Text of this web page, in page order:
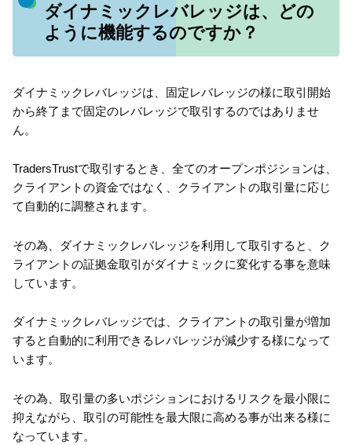
ダイナミックレバレッジは、どの
ように機能するのですか？
ダイナミックレバレッジは、固定レバレッジの様に取引開始
から終了まで固定のレバレッジで取引するのではありませ
ん。
TradersTrustで取引するとき、全てのオープンポジションは、
クライアントの資金ではなく、クライアントの取引量に応じ
て自動的に調整されます。
その為、ダイナミックレバレッジを利用して取引すると、ク
ライアントの証拠金取引がダイナミックに変化する事を意味
しています。
ダイナミックレバレッジでは、クライアントの取引量が増加
すると自動的に利用できるレバレッジが減少する様になって
います。
その為、取引量の多いポジションにおけるリスクを最小限に
抑えながら、取引の可能性を最大限に高める事が出来る様に
なっています。